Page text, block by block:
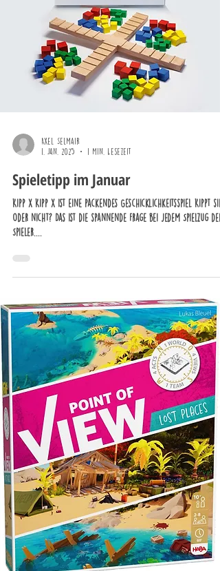
Axel Selmair
1. Jan. 2025
1 Min. Lesezeit
Spieletipp im Januar
Kipp X Kipp X ist eine packendes Geschicklichkeitsspiel Kippt sie
oder nicht? Das ist die spannende Frage bei jedem Spielzug der
Spieler....